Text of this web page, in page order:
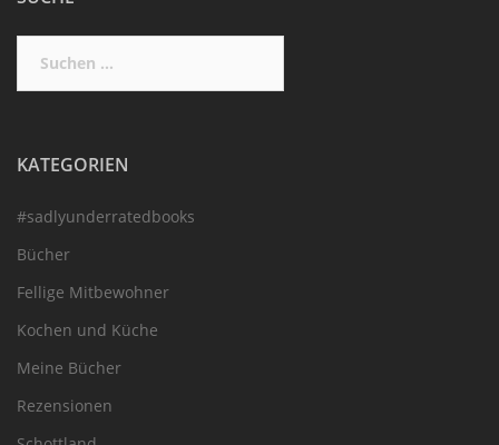
nach:
KATEGORIEN
#sadlyunderratedbooks
Bücher
Fellige Mitbewohner
Kochen und Küche
Meine Bücher
Rezensionen